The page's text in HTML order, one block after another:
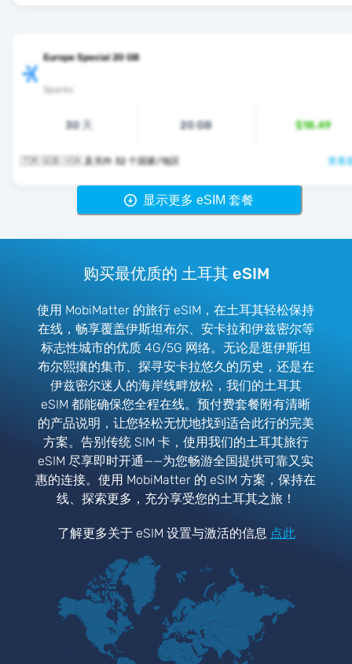
Europe Special 20 GB
Sparks
30 天 20 GB $18.49
🇹🇷 🇬🇧 🇻🇦 及另外 32 个国家/地区 查看
显示更多 eSIM 套餐
购买最优质的 土耳其 eSIM
使用 MobiMatter 的旅行 eSIM，在土耳其轻松保持
在线，畅享覆盖伊斯坦布尔、安卡拉和伊兹密尔等
标志性城市的优质 4G/5G 网络。无论是逛伊斯坦
布尔熙攘的集市、探寻安卡拉悠久的历史，还是在
伊兹密尔迷人的海岸线畔放松，我们的土耳其
eSIM 都能确保您全程在线。预付费套餐附有清晰
的产品说明，让您轻松无忧地找到适合此行的完美
方案。告别传统 SIM 卡，使用我们的土耳其旅行
eSIM 尽享即时开通——为您畅游全国提供可靠又实
惠的连接。使用 MobiMatter 的 eSIM 方案，保持在
线、探索更多，充分享受您的土耳其之旅！
了解更多关于 eSIM 设置与激活的信息 点此